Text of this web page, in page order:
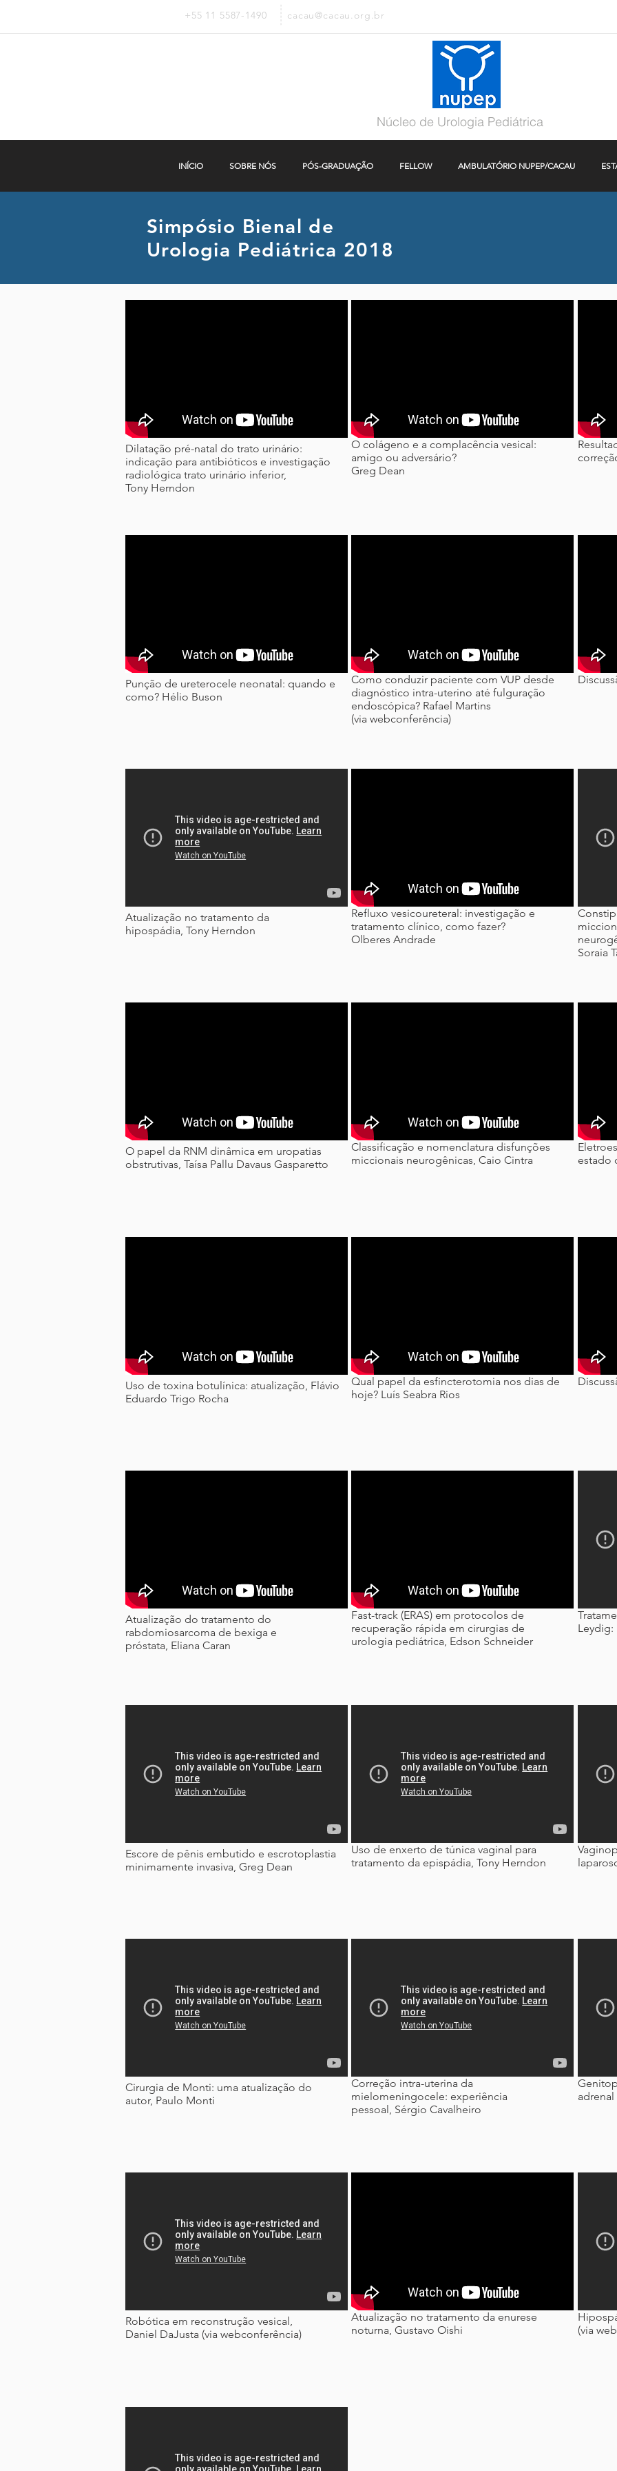
+55 11 5587-1490 cacau@cacau.org.br
Núcleo de Urologia Pediátrica
INÍCIO SOBRE NÓS PÓS-GRADUAÇÃO FELLOW AMBULATÓRIO NUPEP/CACAU
Simpósio Bienal de
Urologia Pediátrica 2018
Dilatação pré-natal do trato urinário:
indicação para antibióticos e investigação
radiológica trato urinário inferior,
Tony Herndon
O colágeno e a complacência vesical:
amigo ou adversário?
Greg Dean
Punção de ureterocele neonatal: quando e
como? Hélio Buson
Como conduzir paciente com VUP desde
diagnóstico intra-uterino até fulguração
endoscópica? Rafael Martins
(via webconferência)
Atualização no tratamento da
hipospádia, Tony Herndon
Refluxo vesicoureteral: investigação e
tratamento clínico, como fazer?
Olberes Andrade
Soraia
O papel da RNM dinâmica em uropatias
obstrutivas, Taísa Pallu Davaus Gasparetto
Classificação e nomenclatura disfunções
miccionais neurogênicas, Caio Cintra
estado
Uso de toxina botulínica: atualização, Flávio
Eduardo Trigo Rocha
Qual papel da esfincterotomia nos dias de
hoje? Luís Seabra Rios
Atualização do tratamento do
rabdomiosarcoma de bexiga e
próstata, Eliana Caran
Fast-track (ERAS) em protocolos de
recuperação rápida em cirurgias de
urologia pediátrica, Edson Schneider
Leydig:
Escore de pênis embutido e escrotoplastia
minimamente invasiva, Greg Dean
Uso de enxerto de túnica vaginal para
tratamento da epispádia, Tony Herndon
Cirurgia de Monti: uma atualização do
autor, Paulo Monti
Correção intra-uterina da
mielomeningocele: experiência
pessoal, Sérgio Cavalheiro
Robótica em reconstrução vesical,
Daniel DaJusta (via webconferência)
Atualização no tratamento da enurese
noturna, Gustavo Oishi
(via